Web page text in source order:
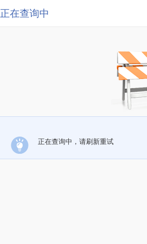
正在查询中
正在查询中，请刷新重试